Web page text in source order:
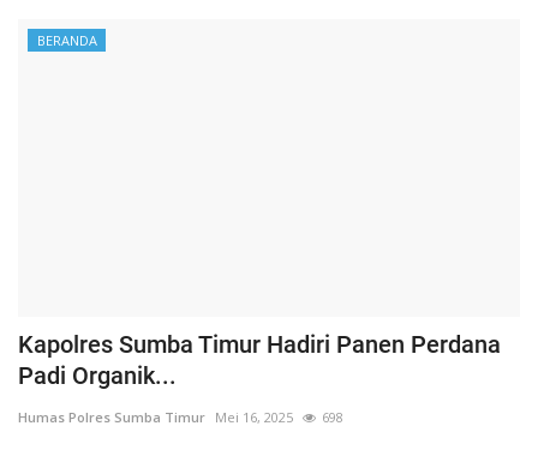
BERANDA
Kapolres Sumba Timur Hadiri Panen Perdana
Padi Organik...
Humas Polres Sumba Timur Mei 16, 2025 698